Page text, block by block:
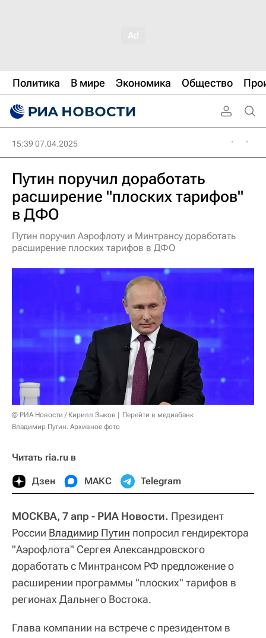
Политика В мире Экономика Общество
15:39 07.04.2025
Путин поручил доработать
расширение "плоских тарифов"
в ДФО
Путин поручил Аэрофлоту и Минтрансу доработать
расширение плоских тарифов в ДФО
© РИА Новости / Кирилл Зыков
Перейти в медиабанк
Владимир Путин. Архивное фото
Читать ria.ru в
Дзен МАКС Telegram
МОСКВА, 7 апр - РИА Новости. Президент
России Владимир Путин попросил гендиректора
"Аэрофлота" Сергея Александровского
доработать с Минтрансом РФ предложение о
расширении программы "плоских" тарифов в
регионах Дальнего Востока.
Глава компании на встрече с президентом в